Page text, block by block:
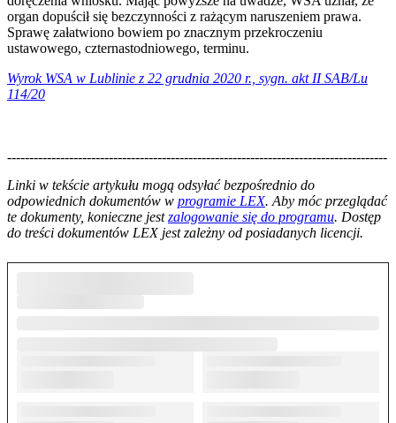
organ dopuścił się bezczynności z rażącym naruszeniem prawa.
Sprawę załatwiono bowiem po znacznym przekroczeniu
ustawowego, czternastodniowego, terminu.
Wyrok WSA w Lublinie z 22 grudnia 2020 r., sygn. akt II SAB/Lu
114/20
--------------------------------------------------------------------------------------
Linki w tekście artykułu mogą odsyłać bezpośrednio do
odpowiednich dokumentów w programie LEX. Aby móc przeglądać
te dokumenty, konieczne jestzalogowanie się do programu. Dostęp
do treści dokumentów LEX jest zależny od posiadanych licencji.